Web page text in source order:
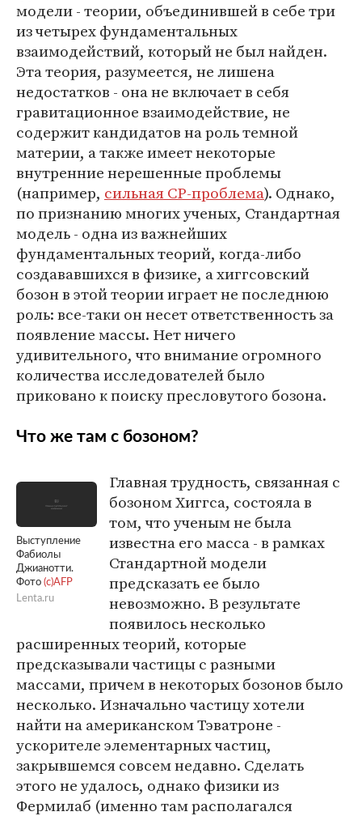
модели - теории, объединившей в себе три
из четырех фундаментальных
взаимодействий, который не был найден.
Эта теория, разумеется, не лишена
недостатков - она не включает в себя
гравитационное взаимодействие, не
содержит кандидатов на роль темной
материи, а также имеет некоторые
внутренние нерешенные проблемы
(например, сильная CP-проблема). Однако,
по признанию многих ученых, Стандартная
модель - одна из важнейших
фундаментальных теорий, когда-либо
создававшихся в физике, а хиггсовский
бозон в этой теории играет не последнюю
роль: все-таки он несет ответственность за
появление массы. Нет ничего
удивительного, что внимание огромного
количества исследователей было
приковано к поиску пресловутого бозона.
Что же там с бозоном?
Выступление
Фабиолы
Джианотти.
Фото (c)AFP
Lenta.ru
Главная трудность, связанная с
бозоном Хиггса, состояла в
том, что ученым не была
известна его масса - в рамках
Стандартной модели
предсказать ее было
невозможно. В результате
появилось несколько
расширенных теорий, которые
предсказывали частицы с разными
массами, причем в некоторых бозонов было
несколько. Изначально частицу хотели
найти на американском Тэватроне -
ускорителе элементарных частиц,
закрывшемся совсем недавно. Сделать
этого не удалось, однако физики из
Фермилаб (именно там располагался